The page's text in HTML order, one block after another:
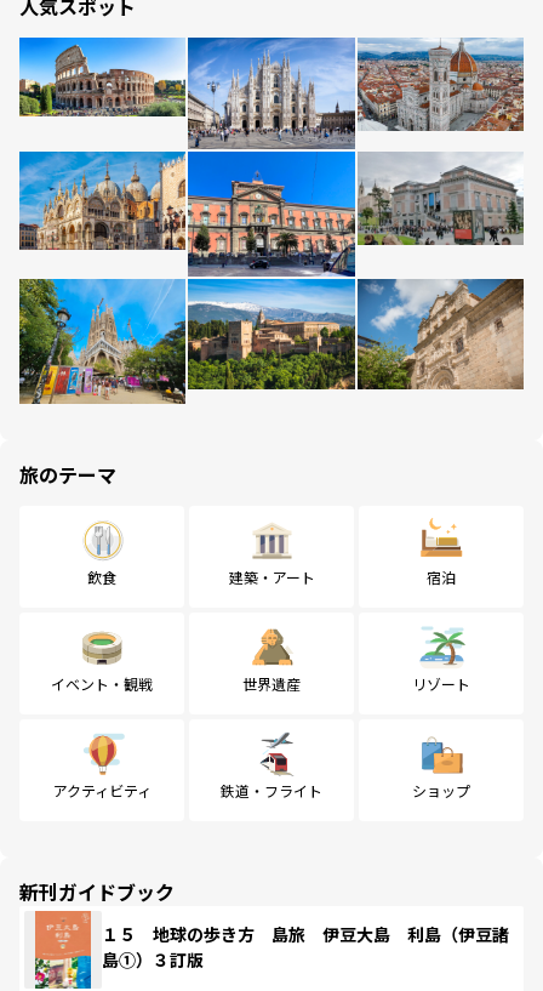
人気スポット
旅のテーマ
飲食 建築・アート 宿泊
イベント・観戦 世界遺産 リゾート
アクティビティ 鉄道・フライト ショップ
新刊ガイドブック
１５ 地球の歩き方 島旅 伊豆大島 利島（伊豆諸
島①）３訂版